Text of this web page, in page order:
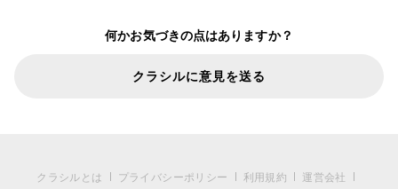
何かお気づきの点はありますか？
クラシルに意見を送る
クラシルとは プライバシーポリシー 利用規約
運営会社